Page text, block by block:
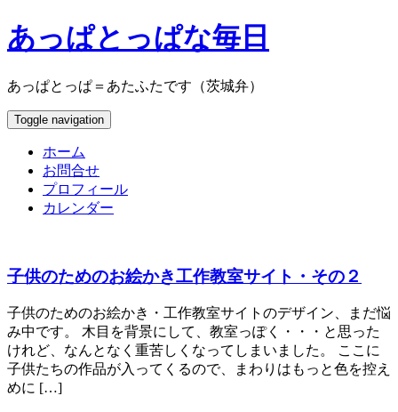
あっぱとっぱな毎日
あっぱとっぱ＝あたふたです（茨城弁）
Toggle navigation
ホーム
お問合せ
プロフィール
カレンダー
子供のためのお絵かき工作教室サイト・その２
子供のためのお絵かき・工作教室サイトのデザイン、まだ悩
み中です。 木目を背景にして、教室っぽく・・・と思った
けれど、なんとなく重苦しくなってしまいました。 ここに
子供たちの作品が入ってくるので、まわりはもっと色を控え
めに […]